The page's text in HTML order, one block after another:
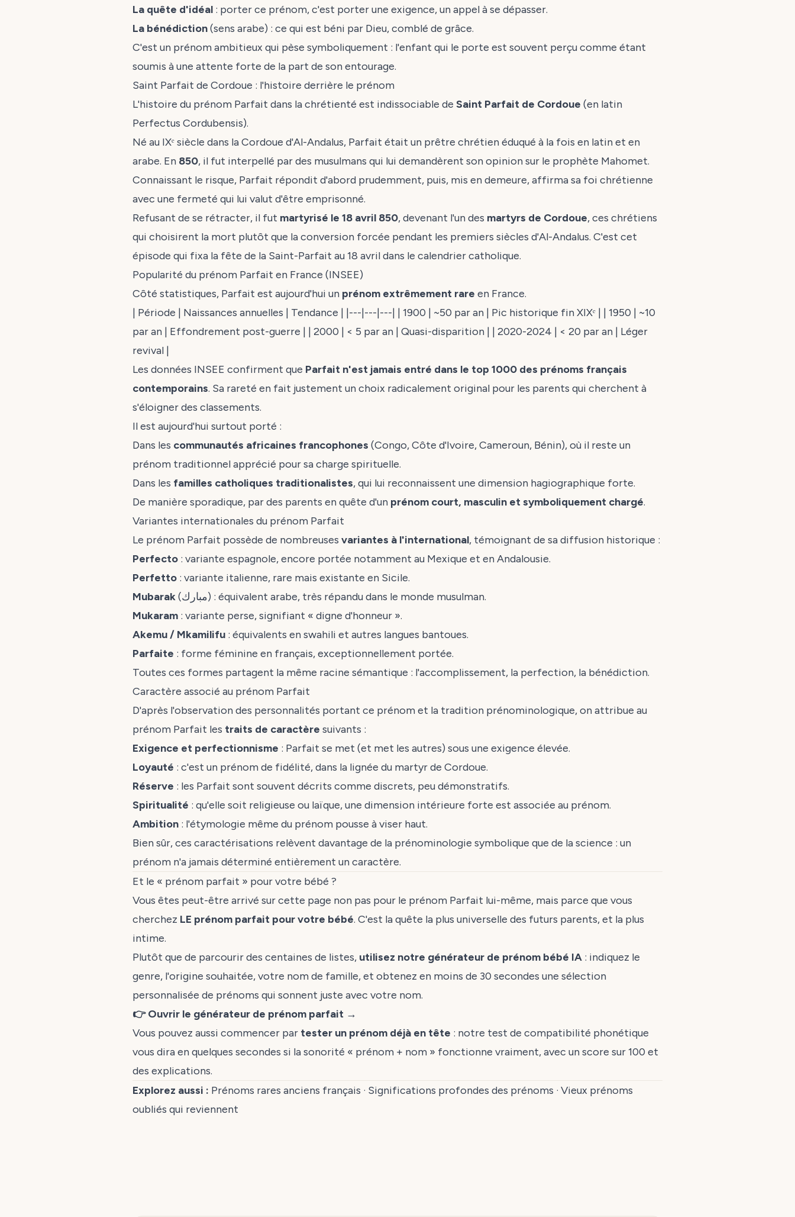
La quête d'idéal : porter ce prénom, c'est porter une exigence, un appel à se dépasser.
La bénédiction(sens arabe) : ce qui est béni par Dieu, comblé de grâce.
C'est un prénom ambitieux qui pèse symboliquement : l'enfant qui le porte est souvent perçu comme étant
soumis à une attente forte de la part de son entourage.
Saint Parfait de Cordoue : l'histoire derrière le prénom
L'histoire du prénom Parfait dans la chrétienté est indissociable de Saint Parfait de Cordoue (en latin
Perfectus Cordubensis).
Né au IXᵉ siècle dans la Cordoue d'Al-Andalus, Parfait était un prêtre chrétien éduqué à la fois en latin et en
arabe. En 850, il fut interpellé par des musulmans qui lui demandèrent son opinion sur le prophète Mahomet.
Connaissant le risque, Parfait répondit d'abord prudemment, puis, mis en demeure, affirma sa foi chrétienne
avec une fermeté qui lui valut d'être emprisonné.
Refusant de se rétracter, il fut martyrisé le 18 avril 850, devenant l'un des martyrs de Cordoue, ces chrétiens
qui choisirent la mort plutôt que la conversion forcée pendant les premiers siècles d'Al-Andalus. C'est cet
épisode qui fixa la fête de la Saint-Parfait au 18 avril dans le calendrier catholique.
Popularité du prénom Parfait en France (INSEE)
Côté statistiques, Parfait est aujourd'hui un prénom extrêmement rare en France.
| Période | Naissances annuelles | Tendance | |---|---|---| | 1900 | ~50 par an | Pic historique fin XIXᵉ | | 1950 | ~10
par an | Effondrement post-guerre | | 2000 | < 5 par an | Quasi-disparition | | 2020-2024 | < 20 par an | Léger
revival |
Les données INSEE confirment que Parfait n'est jamais entré dans le top 1000 des prénoms français
contemporains. Sa rareté en fait justement un choix radicalement original pour les parents qui cherchent à
s'éloigner des classements.
Il est aujourd'hui surtout porté :
Dans les communautés africaines francophones (Congo, Côte d'Ivoire, Cameroun, Bénin), où il reste un
prénom traditionnel apprécié pour sa charge spirituelle.
Dans les familles catholiques traditionalistes, qui lui reconnaissent une dimension hagiographique forte.
De manière sporadique, par des parents en quête d'un prénom court, masculin et symboliquement chargé.
Variantes internationales du prénom Parfait
Le prénom Parfait possède de nombreuses variantes à l'international, témoignant de sa diffusion historique :
Perfecto : variante espagnole, encore portée notamment au Mexique et en Andalousie.
Perfetto : variante italienne, rare mais existante en Sicile.
Mubarak
(مبارك) : équivalent arabe, très répandu dans le monde musulman.
Mukaram : variante perse, signifiant « digne d'honneur ».
Akemu / Mkamilifu : équivalents en swahili et autres langues bantoues.
Parfaite : forme féminine en français, exceptionnellement portée.
Toutes ces formes partagent la même racine sémantique : l'accomplissement, la perfection, la bénédiction.
Caractère associé au prénom Parfait
D'après l'observation des personnalités portant ce prénom et la tradition prénominologique, on attribue au
prénom Parfait les traits de caractère suivants :
Exigence et perfectionnisme : Parfait se met (et met les autres) sous une exigence élevée.
Loyauté : c'est un prénom de fidélité, dans la lignée du martyr de Cordoue.
Réserve : les Parfait sont souvent décrits comme discrets, peu démonstratifs.
Spiritualité : qu'elle soit religieuse ou laïque, une dimension intérieure forte est associée au prénom.
Ambition : l'étymologie même du prénom pousse à viser haut.
Bien sûr, ces caractérisations relèvent davantage de la prénominologie symbolique que de la science : un
prénom n'a jamais déterminé entièrement un caractère.
Et le « prénom parfait » pour votre bébé ?
Vous êtes peut-être arrivé sur cette page non pas pour le prénom Parfait lui-même, mais parce que vous
cherchez LE prénom parfait pour votre bébé. C'est la quête la plus universelle des futurs parents, et la plus
intime.
Plutôt que de parcourir des centaines de listes, utilisez notre générateur de prénom bébé IA : indiquez le
genre, l'origine souhaitée, votre nom de famille, et obtenez en moins de 30 secondes une sélection
personnalisée de prénoms qui sonnent juste avec votre nom.
👉 Ouvrir le générateur de prénom parfait →
Vous pouvez aussi commencer par tester un prénom déjà en tête : notre test de compatibilité phonétique
vous dira en quelques secondes si la sonorité « prénom + nom » fonctionne vraiment, avec un score sur 100 et
des explications.
Explorez aussi : Prénoms rares anciens français · Significations profondes des prénoms · Vieux prénoms
oubliés qui reviennent